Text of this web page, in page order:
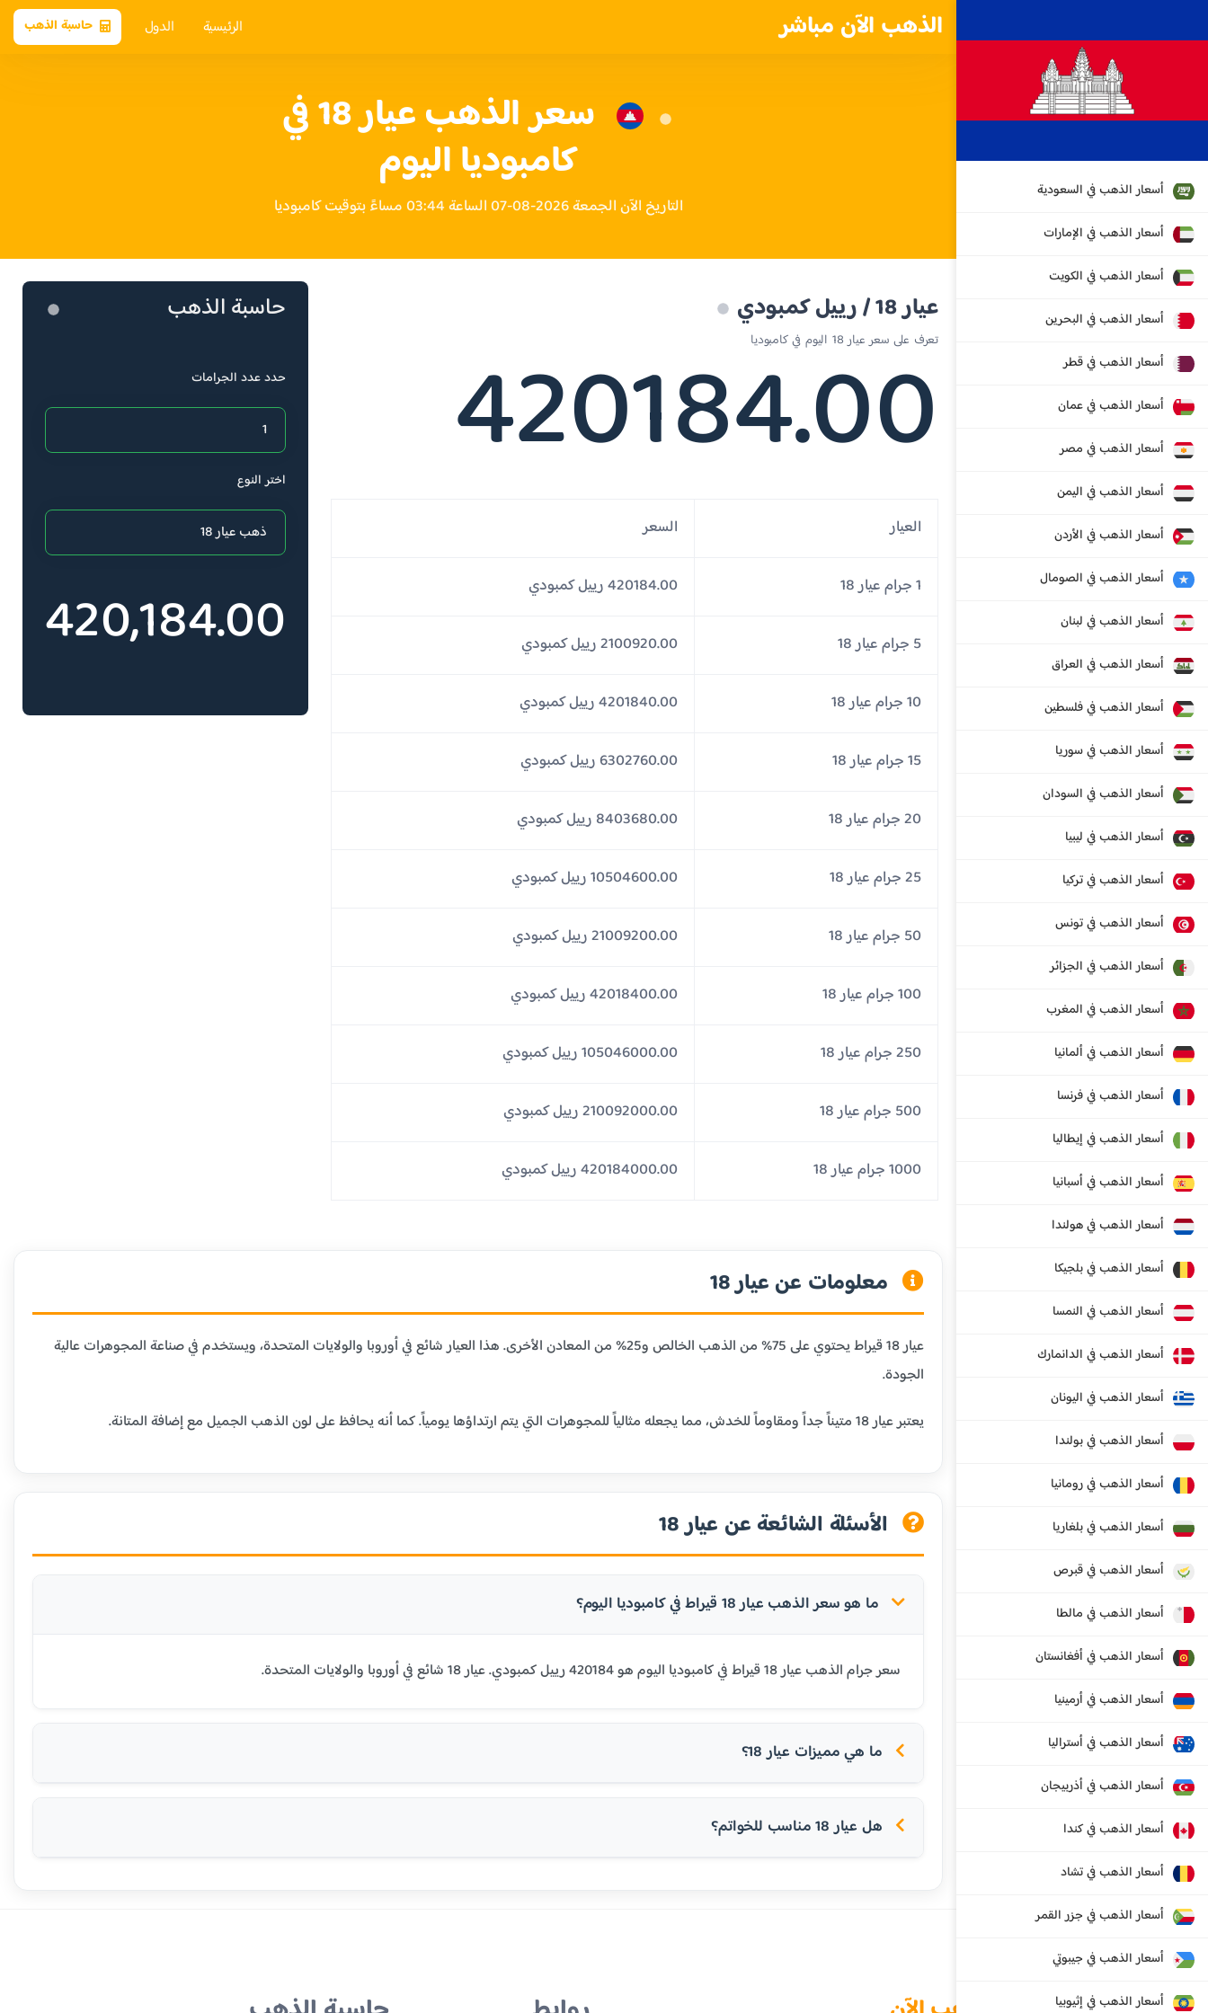
الذهب الآن مباشر الرئيسية الدول حاسبة الذهب
أسعار الذهب في السعودية
أسعار الذهب في الإمارات
أسعار الذهب في الكويت
أسعار الذهب في البحرين
أسعار الذهب في قطر
أسعار الذهب في عمان
أسعار الذهب في مصر
أسعار الذهب في اليمن
أسعار الذهب في الأردن
أسعار الذهب في الصومال
أسعار الذهب في لبنان
أسعار الذهب في العراق
أسعار الذهب في فلسطين
أسعار الذهب في سوريا
أسعار الذهب في السودان
أسعار الذهب في ليبيا
أسعار الذهب في تركيا
أسعار الذهب في تونس
أسعار الذهب في الجزائر
أسعار الذهب في المغرب
أسعار الذهب في ألمانيا
أسعار الذهب في فرنسا
أسعار الذهب في إيطاليا
أسعار الذهب في أسبانيا
أسعار الذهب في هولندا
أسعار الذهب في بلجيكا
أسعار الذهب في النمسا
أسعار الذهب في الدانمارك
أسعار الذهب في اليونان
أسعار الذهب في بولندا
أسعار الذهب في رومانيا
أسعار الذهب في بلغاريا
أسعار الذهب في قبرص
أسعار الذهب في مالطا
أسعار الذهب في أفغانستان
أسعار الذهب في أرمينيا
أسعار الذهب في أستراليا
أسعار الذهب في أذربيجان
أسعار الذهب في كندا
أسعار الذهب في تشاد
أسعار الذهب في جزر القمر
أسعار الذهب في جيبوتي
أسعار الذهب في إثيوبيا
سعر الذهب عيار 18 في
كامبوديا اليوم
التاريخ الآن الجمعة 2026-08-07 الساعة 03:44 مساءً بتوقيت كامبوديا
عيار 18 / رييل كمبودي
تعرف على سعر عيار 18 اليوم في كامبوديا
420184.00
العيار السعر
1 جرام عيار 18 420184.00 رييل كمبودي
5 جرام عيار 18 2100920.00 رييل كمبودي
10 جرام عيار 18 4201840.00 رييل كمبودي
15 جرام عيار 18 6302760.00 رييل كمبودي
20 جرام عيار 18 8403680.00 رييل كمبودي
25 جرام عيار 18 10504600.00 رييل كمبودي
50 جرام عيار 18 21009200.00 رييل كمبودي
100 جرام عيار 18 42018400.00 رييل كمبودي
250 جرام عيار 18 105046000.00 رييل كمبودي
500 جرام عيار 18 210092000.00 رييل كمبودي
1000 جرام عيار 18 420184000.00 رييل كمبودي
حاسبة الذهب
حدد عدد الجرامات
اختر النوع
420,184.00
معلومات عن عيار 18
عيار 18 قيراط يحتوي على 75% من الذهب الخالص و25% من المعادن الأخرى. هذا العيار شائع في أوروبا والولايات المتحدة، ويستخدم في صناعة المجوهرات عالية
الجودة.
يعتبر عيار 18 متيناً جداً ومقاوماً للخدش، مما يجعله مثالياً للمجوهرات التي يتم ارتداؤها يومياً. كما أنه يحافظ على لون الذهب الجميل مع إضافة المتانة.
الأسئلة الشائعة عن عيار 18
ما هو سعر الذهب عيار 18 قيراط في كامبوديا اليوم؟
سعر جرام الذهب عيار 18 قيراط في كامبوديا اليوم هو 420184 رييل كمبودي. عيار 18 شائع في أوروبا والولايات المتحدة.
ما هي مميزات عيار 18؟
هل عيار 18 مناسب للخواتم؟